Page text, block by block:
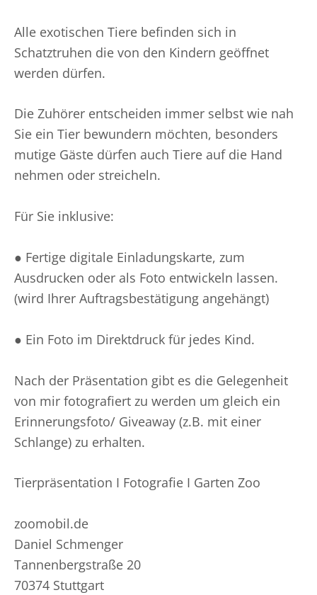
Alle exotischen Tiere befinden sich in
Schatztruhen die von den Kindern geöffnet
werden dürfen.
Die Zuhörer entscheiden immer selbst wie nah
Sie ein Tier bewundern möchten, besonders
mutige Gäste dürfen auch Tiere auf die Hand
nehmen oder streicheln.
Für Sie inklusive:
● Fertige digitale Einladungskarte, zum
Ausdrucken oder als Foto entwickeln lassen.
(wird Ihrer Auftragsbestätigung angehängt)
● Ein Foto im Direktdruck für jedes Kind.
Nach der Präsentation gibt es die Gelegenheit
von mir fotografiert zu werden um gleich ein
Erinnerungsfoto/ Giveaway (z.B. mit einer
Schlange) zu erhalten.
Tierpräsentation Ι Fotografie Ι Garten Zoo
zoomobil.de
Daniel Schmenger
Tannenbergstraße 20
70374 Stuttgart